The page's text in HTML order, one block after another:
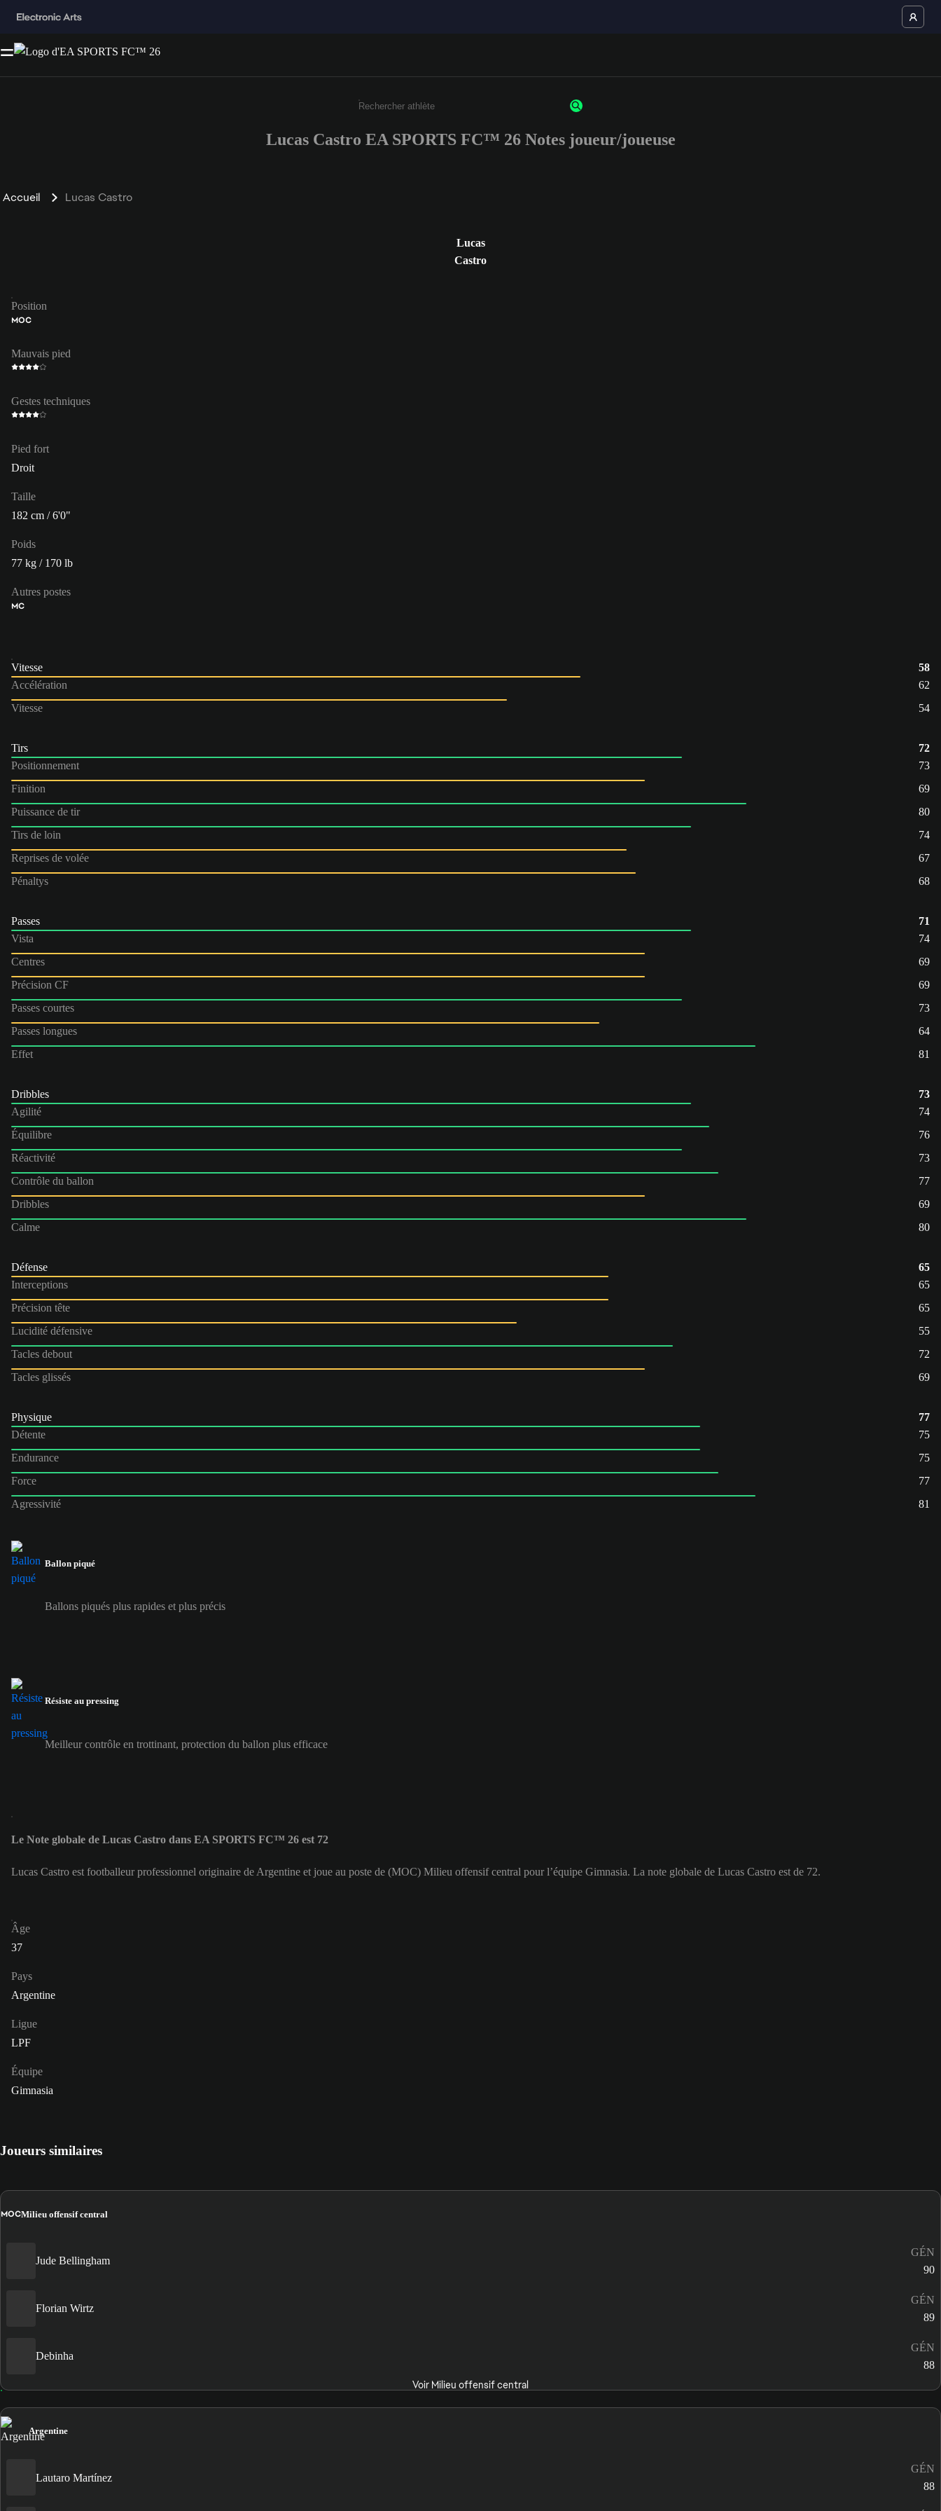
Saisissez au moins 3 caractères ou chiffres.
Lucas Castro EA SPORTS FC™ 26 Notes joueur/joueuse
Accueil Lucas Castro
Lucas
Castro
Position
MOC
Mauvais pied
Gestes techniques
Pied fort
Droit
Taille
182 cm / 6'0"
Poids
77 kg / 170 lb
Autres postes
MC
Vitesse
58
Accélération
62
Vitesse
54
Tirs
72
Positionnement
73
Finition
69
Puissance de tir
80
Tirs de loin
74
Reprises de volée
67
Pénaltys
68
Passes
71
Vista
74
Centres
69
Précision CF
69
Passes courtes
73
Passes longues
64
Effet
81
Dribbles
73
Agilité
74
Équilibre
76
Réactivité
73
Contrôle du ballon
77
Dribbles
69
Calme
80
Défense
65
Interceptions
65
Précision tête
65
Lucidité défensive
55
Tacles debout
72
Tacles glissés
69
Physique
77
Détente
75
Endurance
75
Force
77
Agressivité
81
Ballon piqué
Ballons piqués plus rapides et plus précis
Résiste au pressing
Meilleur contrôle en trottinant, protection du ballon plus efficace
Le Note globale de Lucas Castro dans EA SPORTS FC™ 26 est 72
Lucas Castro est footballeur professionnel originaire de Argentine et joue au poste de (MOC) Milieu offensif central pour l’équipe Gimnasia. La note globale de Lucas Castro est de 72.
Âge
37
Pays
Argentine
Ligue
LPF
Équipe
Gimnasia
Joueurs similaires
MOCMilieu offensif central
Jude Bellingham
GÉN
90
Florian Wirtz
GÉN
89
Debinha
GÉN
88
Voir Milieu offensif central
Argentine
Lautaro Martínez
GÉN
88